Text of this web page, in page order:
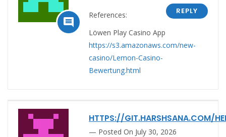

REPLY
References:
Löwen Play Casino App
https://s3.amazonaws.com/new-
casino/Lemon-Casino-
Bewertung.html
HTTPS://GIT.HARSHSANA.COM/
Posted On July 30, 2026